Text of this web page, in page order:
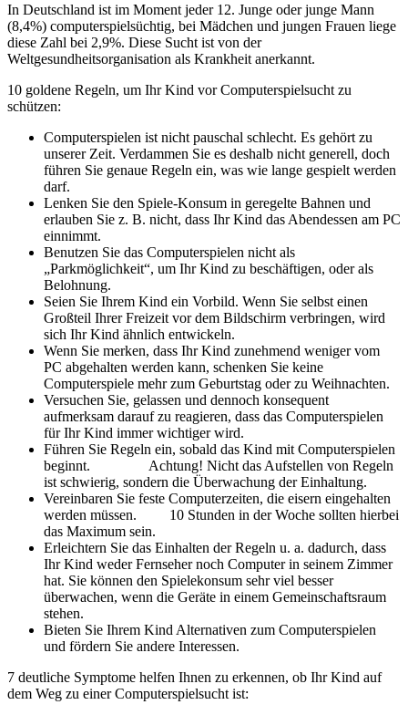
In Deutschland ist im Moment jeder 12. Junge oder junge Mann
(8,4%) computerspielsüchtig, bei Mädchen und jungen Frauen liege
diese Zahl bei 2,9%. Diese Sucht ist von der
Weltgesundheitsorganisation als Krankheit anerkannt.
10 goldene Regeln, um Ihr Kind vor Computerspielsucht zu
schützen:
Computerspielen ist nicht pauschal schlecht. Es gehört zu
unserer Zeit. Verdammen Sie es deshalb nicht generell, doch
führen Sie genaue Regeln ein, was wie lange gespielt werden
darf.
Lenken Sie den Spiele-Konsum in geregelte Bahnen und
erlauben Sie z. B. nicht, dass Ihr Kind das Abendessen am PC
einnimmt.
Benutzen Sie das Computerspielen nicht als
„Parkmöglichkeit“, um Ihr Kind zu beschäftigen, oder als
Belohnung.
Seien Sie Ihrem Kind ein Vorbild. Wenn Sie selbst einen
Großteil Ihrer Freizeit vor dem Bildschirm verbringen, wird
sich Ihr Kind ähnlich entwickeln.
Wenn Sie merken, dass Ihr Kind zunehmend weniger vom
PC abgehalten werden kann, schenken Sie keine
Computerspiele mehr zum Geburtstag oder zu Weihnachten.
Versuchen Sie, gelassen und dennoch konsequent
aufmerksam darauf zu reagieren, dass das Computerspielen
für Ihr Kind immer wichtiger wird.
Führen Sie Regeln ein, sobald das Kind mit Computerspielen
beginnt. Achtung! Nicht das Aufstellen von Regeln
ist schwierig, sondern die Überwachung der Einhaltung.
Vereinbaren Sie feste Computerzeiten, die eisern eingehalten
werden müssen. 10 Stunden in der Woche sollten hierbei
das Maximum sein.
Erleichtern Sie das Einhalten der Regeln u. a. dadurch, dass
Ihr Kind weder Fernseher noch Computer in seinem Zimmer
hat. Sie können den Spielekonsum sehr viel besser
überwachen, wenn die Geräte in einem Gemeinschaftsraum
stehen.
Bieten Sie Ihrem Kind Alternativen zum Computerspielen
und fördern Sie andere Interessen.
7 deutliche Symptome helfen Ihnen zu erkennen, ob Ihr Kind auf
dem Weg zu einer Computerspielsucht ist: